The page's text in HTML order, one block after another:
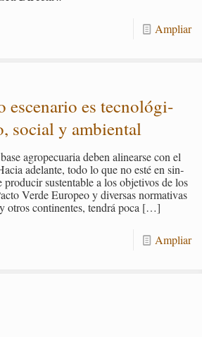
Am­pliar
es­ce­na­rio es tec­no­ló­gi­
so­cial y am­bien­tal
agro­pe­cua­ria deben ali­near­se con el
ade­lan­te, todo lo que no esté en sin­
sus­ten­ta­ble a los ob­je­ti­vos de los
Verde Eu­ro­peo y di­ver­sas nor­ma­ti­vas
otros con­ti­nen­tes, ten­drá poca […]
Am­pliar